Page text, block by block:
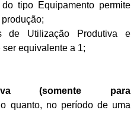
tipo Equipamento permite
de Utilização Produtiva e
equivalente a 1;
(somente para
o quanto, no período de uma